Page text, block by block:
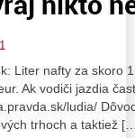
Liter nafty za skoro
Ak vodiči jazdia
ludia/
trhoch a taktiež